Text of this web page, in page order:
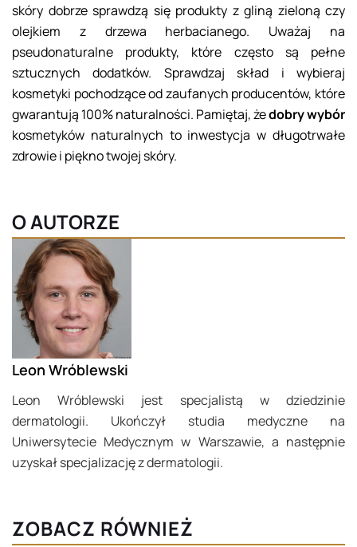
skóry dobrze sprawdzą się produkty z gliną zieloną czy
olejkiem z drzewa herbacianego. Uważaj na
pseudonaturalne produkty, które często są pełne
sztucznych dodatków. Sprawdzaj skład i wybieraj
kosmetyki pochodzące od zaufanych producentów, które
gwarantują 100% naturalności. Pamiętaj, żedobry wybór
kosmetyków naturalnych to inwestycja w długotrwałe
zdrowie i piękno twojej skóry.
O AUTORZE
Leon Wróblewski
Leon Wróblewski jest specjalistą w dziedzinie
dermatologii. Ukończył studia medyczne na
Uniwersytecie Medycznym w Warszawie, a następnie
uzyskał specjalizację z dermatologii.
ZOBACZ RÓWNIEŻ